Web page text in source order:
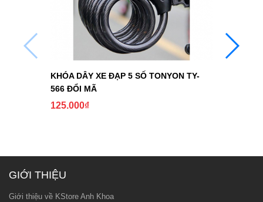
KHÓA DÂY XE ĐẠP 5 SỐ TONYON TY-
566 ĐỔI MÃ
125.000₫
GIỚI THIỆU
Giới thiệu về KStore Anh Khoa